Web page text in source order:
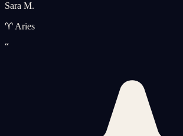
Sara M.
♈ Aries
“